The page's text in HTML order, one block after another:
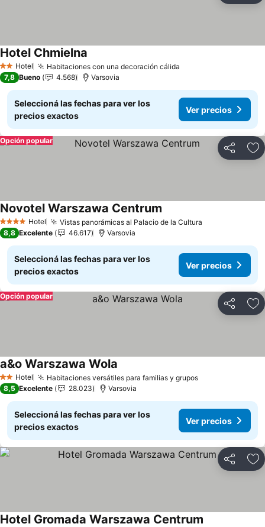
2 Estrellas
Hotel Habitaciones con una decoración cálida
Hotel Chmielna
7,8 Bueno 4.568 Varsovia
Seleccioná las fechas para ver los
precios exactos
Ver precios
Compartir
Opción popular
4 EstrellasHotel Vistas panorámicas al Palacio de la Cultura
Novotel Warszawa Centrum
8,8 Excelente 46.617 Varsovia
Seleccioná las fechas para ver los
precios exactos
Ver precios
Compartir
Opción popular
2 Estrellas
Hotel Habitaciones versátiles para familias y gruposVer precios
a&o Warszawa Wola
8,5 Excelente 28.023 Varsovia
Seleccioná las fechas para ver los
precios exactos
Ver precios
Compartir
Hotel Gromada Warszawa Centrum